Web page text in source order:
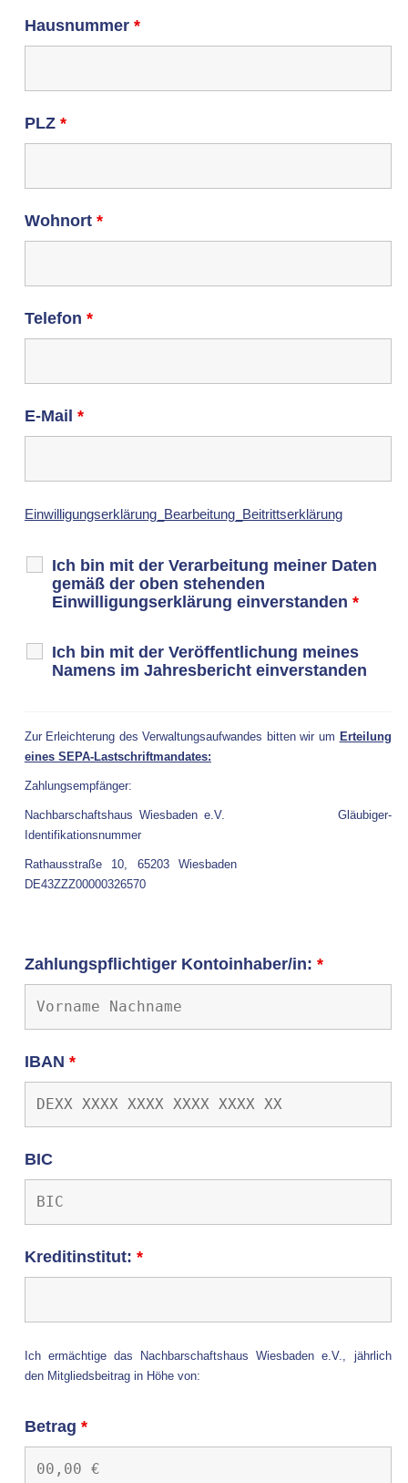
Hausnummer *
PLZ *
Wohnort *
Telefon *
E-Mail *
Einwilligungserklärung_Bearbeitung_Beitrittserklärung
Ich bin mit der Verarbeitung meiner Daten
gemäß der oben stehenden
Einwilligungserklärung einverstanden *
Ich bin mit der Veröffentlichung meines
Namens im Jahresbericht einverstanden
Zur Erleichterung des Verwaltungsaufwandes bitten wir um Erteilung
eines SEPA-Lastschriftmandates:
Zahlungsempfänger:
Nachbarschaftshaus Wiesbaden e.V.
Gläubiger-
Identifikationsnummer
Rathausstraße 10, 65203 Wiesbaden
DE43ZZZ00000326570
Zahlungspflichtiger Kontoinhaber/in: *
IBAN *
BIC
Kreditinstitut: *
Ich ermächtige das Nachbarschaftshaus Wiesbaden e.V., jährlich
den Mitgliedsbeitrag in Höhe von:
Betrag *